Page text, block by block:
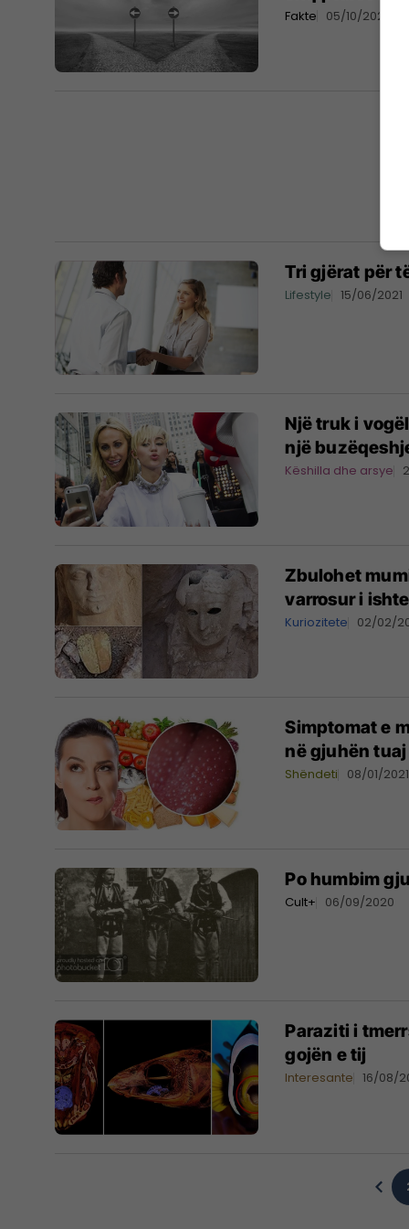
Fakte 05/10/2021
Tri gjërat për
Lifestyle 15/06/2021
Një truk i
një
Këshilla dhe arsye
Zbulohet
varrosur i
Kuriozitete 02/02/
Simptomat e
në gjuhën tuaj
Shëndeti 08/01/2021
Po humbim
Cult+ 06/09/2020
Paraziti i
gojën e tij
Interesante 16/08/